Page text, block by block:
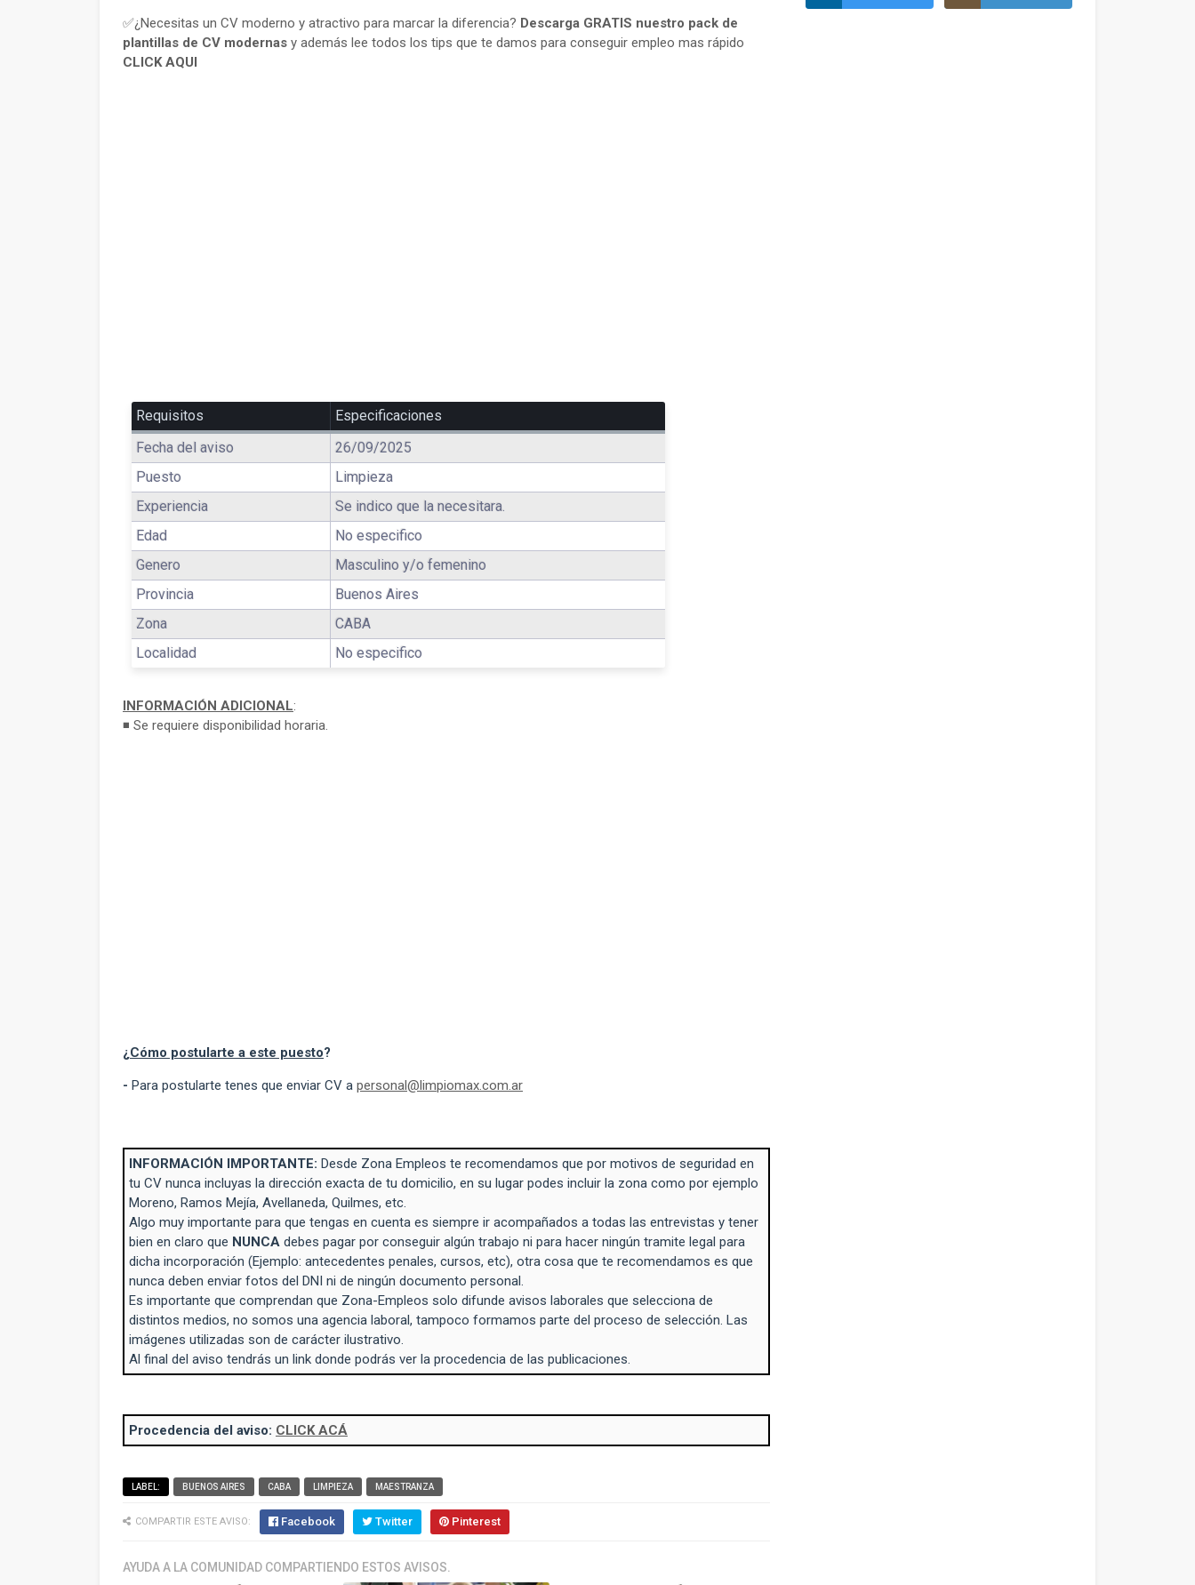
✅¿Necesitas un CV moderno y atractivo para marcar la diferencia? Descarga GRATIS nuestro pack de
plantillas de CV modernas y además lee todos los tips que te damos para conseguir empleo mas rápido
CLICK AQUI
Requisitos
Especificaciones
Fecha del aviso
26/09/2025
Puesto
Limpieza
Experiencia
Se indico que la necesitara.
Edad
No especifico
Genero
Masculino y/o femenino
Provincia
Buenos Aires
Zona
CABA
Localidad
No especifico
INFORMACIÓN ADICIONAL:
◾ Se requiere disponibilidad horaria.
¿ Cómo postularte a este puesto?
- Para postularte tenes que enviar CV a personal@limpiomax.com.ar
INFORMACIÓN IMPORTANTE: Desde Zona Empleos te recomendamos que por motivos de seguridad en
tu CV nunca incluyas la dirección exacta de tu domicilio, en su lugar podes incluir la zona como por ejemplo
Moreno, Ramos Mejía, Avellaneda, Quilmes, etc.
Algo muy importante para que tengas en cuenta es siempre ir acompañados a todas las entrevistas y tener
bien en claro que NUNCA debes pagar por conseguir algún trabajo ni para hacer ningún tramite legal para
dicha incorporación (Ejemplo: antecedentes penales, cursos, etc), otra cosa que te recomendamos es que
nunca deben enviar fotos del DNI ni de ningún documento personal.
Es importante que comprendan que Zona-Empleos solo difunde avisos laborales que selecciona de
distintos medios, no somos una agencia laboral, tampoco formamos parte del proceso de selección. Las
imágenes utilizadas son de carácter ilustrativo.
Al final del aviso tendrás un link donde podrás ver la procedencia de las publicaciones.
Procedencia del aviso: CLICK ACÁ
LABEL: BUENOS AIRES CABA LIMPIEZA MAESTRANZA
COMPARTIR ESTE AVISO: Facebook Twitter Pinterest
AYUDA A LA COMUNIDAD COMPARTIENDO ESTOS AVISOS.